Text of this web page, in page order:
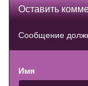
Оставить
Сообщение
Имя